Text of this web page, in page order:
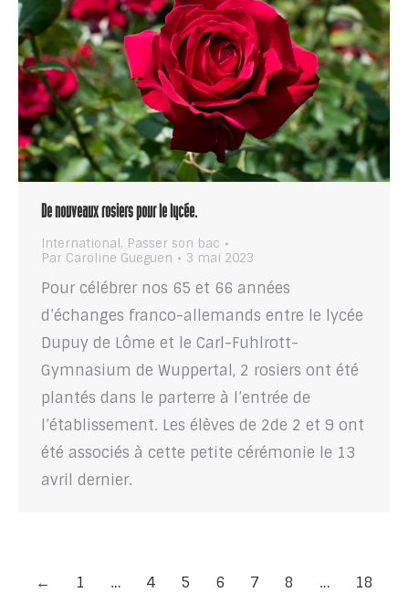
De nouveaux rosiers pour le lycée.
International, Passer son bac
Par Caroline Gueguen 3 mai 2023
Pour célébrer nos 65 et 66 années
d’échanges franco-allemands entre le lycée
Dupuy de Lôme et le Carl-Fuhlrott-
Gymnasium de Wuppertal, 2 rosiers ont été
plantés dans le parterre à l’entrée de
l’établissement. Les élèves de 2de 2 et 9 ont
été associés à cette petite cérémonie le 13
avril dernier.
← 1 … 4 5 6 7 8 …
18